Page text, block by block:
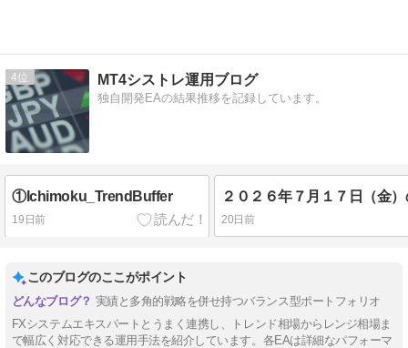
4 MT4シストレ運用ブログ
独自開発EAの結果推移を記録しています。
①Ichimoku_TrendBuffer
19日前 20日前
このブログのここがポイント
実績と多角的戦略を併せ持つバランス型ポートフォリオ
FXシステムエキスパートとうまく連携し、トレンド相場からレンジ相場ま
で幅広く対応できる運用手法を紹介しています。各EAは詳細なパフォーマ